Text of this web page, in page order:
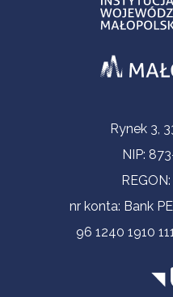
Informacje
Rynek 3,
NIP:
nr konta: Bank
96 1240 1910